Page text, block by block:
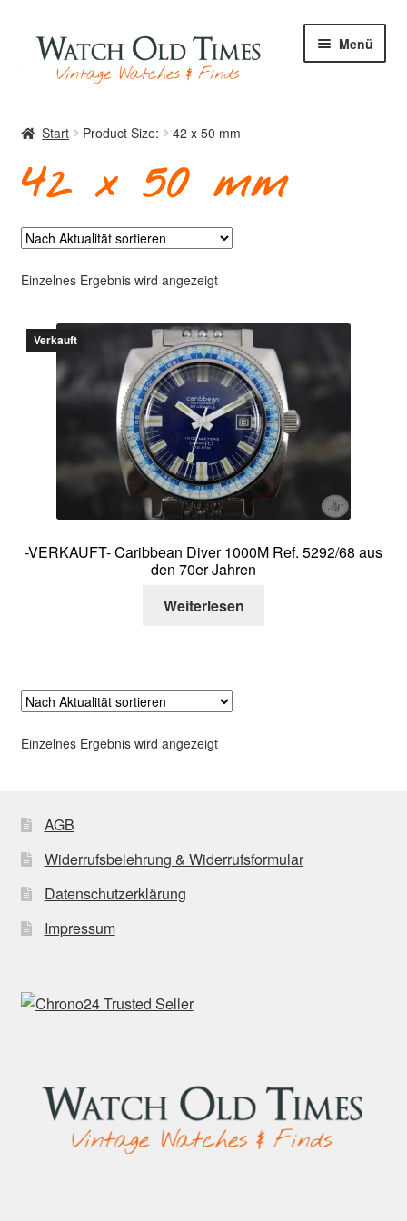
Zur
Navigation
springen
Zum
Inhalt
springen
Menü
Uhren
Archiv
Über mich
Kontakt
Start Product Size: 42 x 50 mm
42 x 50 mm
Einzelnes Ergebnis wird angezeigt
Verkauft
-VERKAUFT- Caribbean Diver 1000M Ref. 5292/68 aus
den 70er Jahren
Weiterlesen
Einzelnes Ergebnis wird angezeigt
AGB
Widerrufsbelehrung & Widerrufsformular
Datenschutzerklärung
Impressum